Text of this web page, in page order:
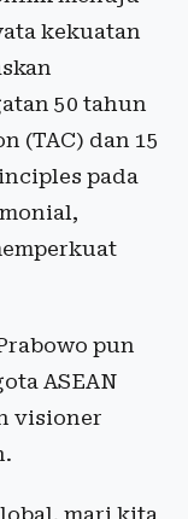
kekuatan
50 tahun
(TAC) dan 15
pada
pun
ASEAN
visioner